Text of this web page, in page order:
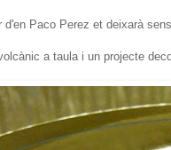
Paco Perez et deixarà
a taula i un projecte